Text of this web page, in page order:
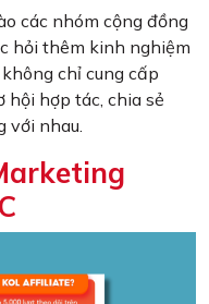
các nhóm cộng đồng
hỏi thêm kinh nghiệm
chỉ cung cấp
hội hợp tác, chia sẻ
với nhau.